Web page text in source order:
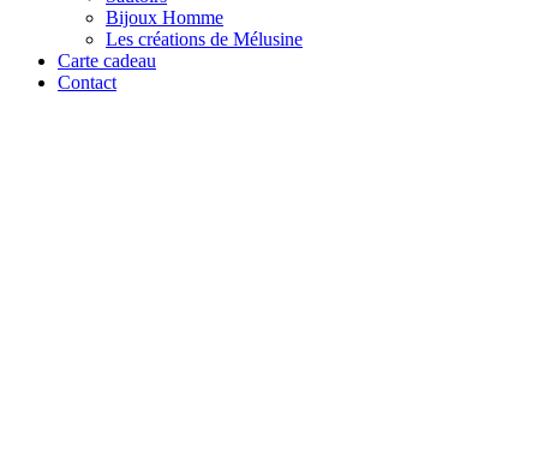
Bijoux Homme
Les créations de Mélusine
Carte cadeau
Contact